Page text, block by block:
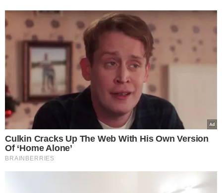
Culkin Cracks Up The Web With His Own Version
Of ‘Home Alone’
BRAINBERRIES